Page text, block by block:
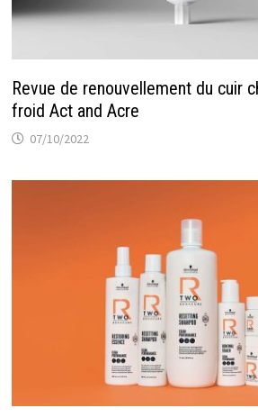
Revue de renouvellement du cuir
froid Act and Acre
07/10/2022